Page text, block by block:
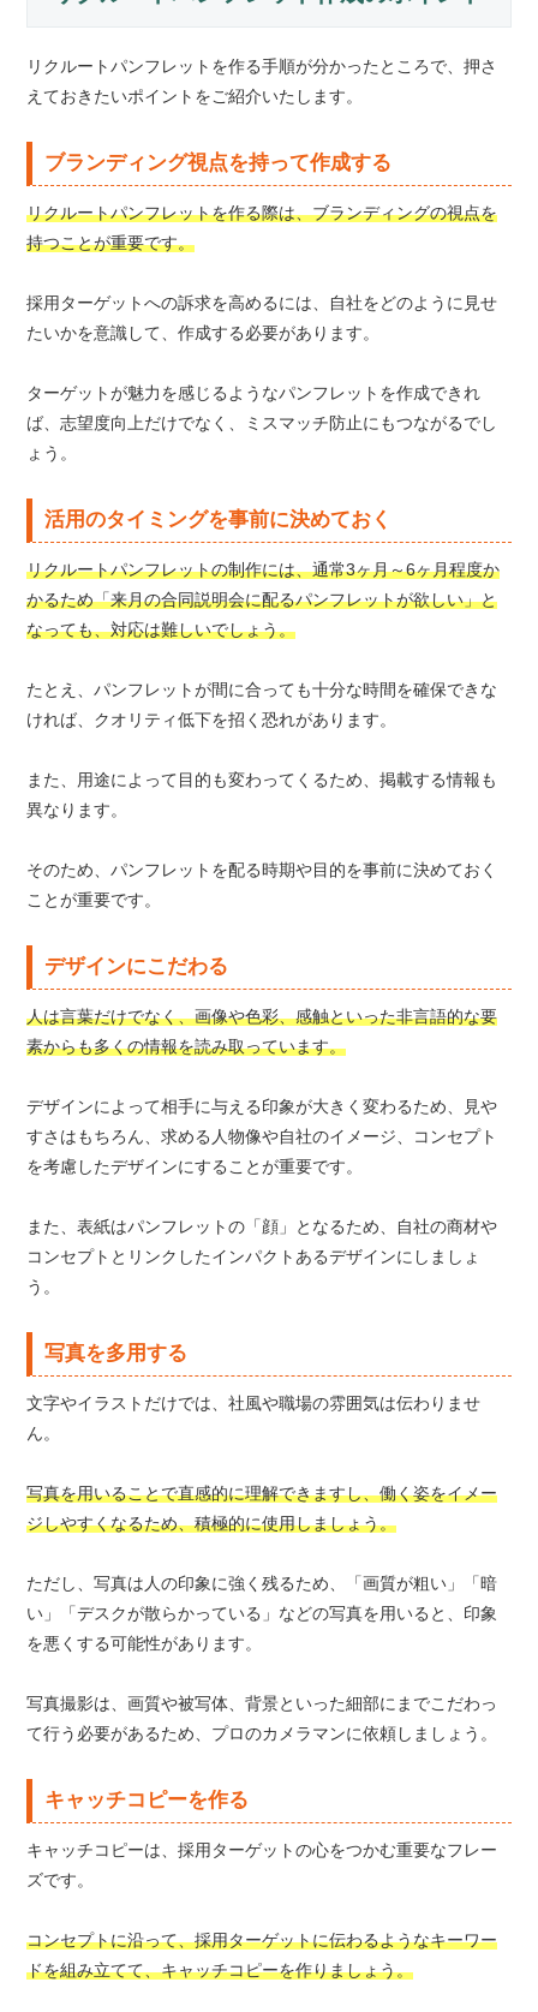
リクルートパンフレットを作る手順が分かったところで、押さ
えておきたいポイントをご紹介いたします。
ブランディング視点を持って作成する
リクルートパンフレットを作る際は、ブランディングの視点を
持つことが重要です。
採用ターゲットへの訴求を高めるには、自社をどのように見せ
たいかを意識して、作成する必要があります。
ターゲットが魅力を感じるようなパンフレットを作成できれ
ば、志望度向上だけでなく、ミスマッチ防止にもつながるでし
ょう。
活用のタイミングを事前に決めておく
リクルートパンフレットの制作には、通常3ヶ月～6ヶ月程度か
かるため「来月の合同説明会に配るパンフレットが欲しい」と
なっても、対応は難しいでしょう。
たとえ、パンフレットが間に合っても十分な時間を確保できな
ければ、クオリティ低下を招く恐れがあります。
また、用途によって目的も変わってくるため、掲載する情報も
異なります。
そのため、パンフレットを配る時期や目的を事前に決めておく
ことが重要です。
デザインにこだわる
人は言葉だけでなく、画像や色彩、感触といった非言語的な要
素からも多くの情報を読み取っています。
デザインによって相手に与える印象が大きく変わるため、見や
すさはもちろん、求める人物像や自社のイメージ、コンセプト
を考慮したデザインにすることが重要です。
また、表紙はパンフレットの「顔」となるため、自社の商材や
コンセプトとリンクしたインパクトあるデザインにしましょ
う。
写真を多用する
文字やイラストだけでは、社風や職場の雰囲気は伝わりませ
ん。
写真を用いることで直感的に理解できますし、働く姿をイメー
ジしやすくなるため、積極的に使用しましょう。
ただし、写真は人の印象に強く残るため、「画質が粗い」「暗
い」「デスクが散らかっている」などの写真を用いると、印象
を悪くする可能性があります。
写真撮影は、画質や被写体、背景といった細部にまでこだわっ
て行う必要があるため、プロのカメラマンに依頼しましょう。
キャッチコピーを作る
キャッチコピーは、採用ターゲットの心をつかむ重要なフレー
ズです。
コンセプトに沿って、採用ターゲットに伝わるようなキーワー
ドを組み立てて、キャッチコピーを作りましょう。